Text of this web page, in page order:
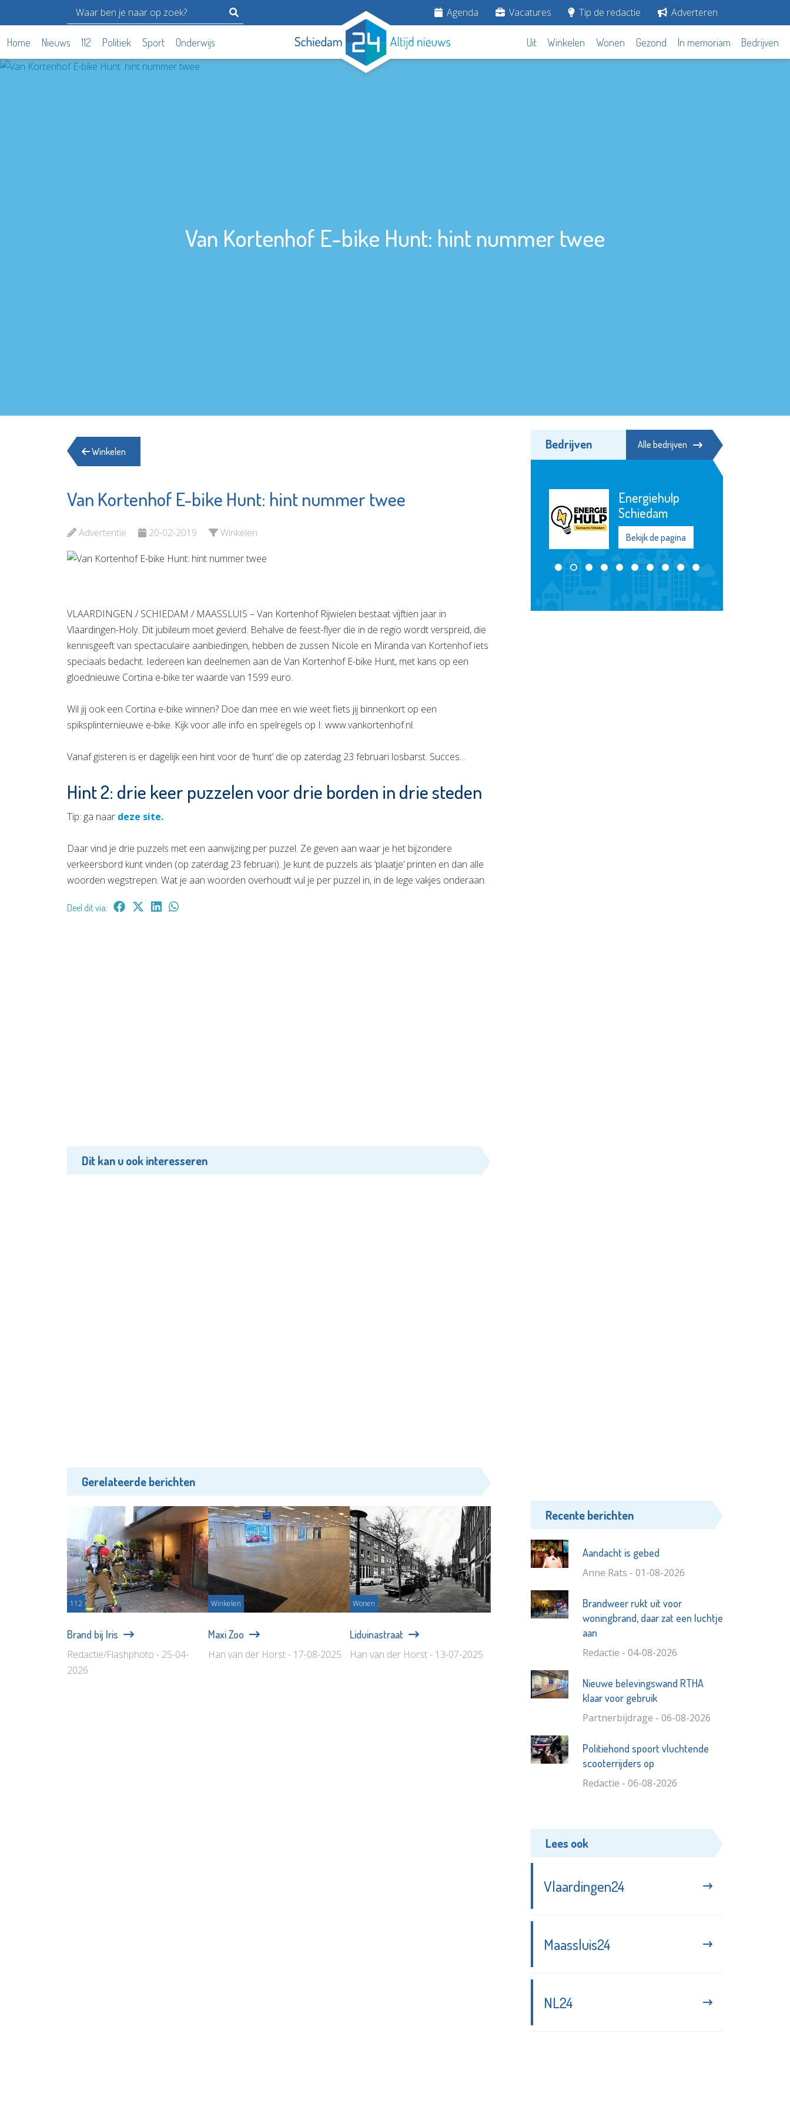
Agenda Vacatures Tip de redactie Adverteren
Home Nieuws 112 Politiek Sport Onderwijs Uit Winkelen Wonen Gezond In memoriam Bedrijven
Van Kortenhof E-bike Hunt: hint nummer twee
Winkelen
Van Kortenhof E-bike Hunt: hint nummer twee
Advertentie 20-02-2019 Winkelen
VLAARDINGEN / SCHIEDAM / MAASSLUIS – Van Kortenhof Rijwielen bestaat vijftien jaar in
Vlaardingen-Holy. Dit jubileum moet gevierd. Behalve de feest-flyer die in de regio wordt verspreid, die
kennisgeeft van spectaculaire aanbiedingen, hebben de zussen Nicole en Miranda van Kortenhof iets
speciaals bedacht. Iedereen kan deelnemen aan de Van Kortenhof E-bike Hunt, met kans op een
gloednieuwe Cortina e-bike ter waarde van 1599 euro.
Wil jij ook een Cortina e-bike winnen? Doe dan mee en wie weet fiets jij binnenkort op een
spiksplinternieuwe e-bike. Kijk voor alle info en spelregels op I: www.vankortenhof.nl.
Vanaf gisteren is er dagelijk een hint voor de ‘hunt’ die op zaterdag 23 februari losbarst. Succes…
Hint 2: drie keer puzzelen voor drie borden in drie steden
Tip: ga naar deze site.
Daar vind je drie puzzels met een aanwijzing per puzzel. Ze geven aan waar je het bijzondere
verkeersbord kunt vinden (op zaterdag 23 februari). Je kunt de puzzels als ‘plaatje’ printen en dan alle
woorden wegstrepen. Wat je aan woorden overhoudt vul je per puzzel in, in de lege vakjes onderaan.
Deel dit via:
Dit kan u ook interesseren
Gerelateerde berichten
112
Brand bij Iris
Redactie/Flashphoto - 25-04-
2026
Winkelen
Maxi Zoo
Han van der Horst - 17-08-2025
Wonen
Liduinastraat
Han van der Horst - 13-07-2025
Bedrijven Alle bedrijven
Stedelijk
Schiedam
Bekijk de pagina
YETS Foundation
Bekijk de pagina
Energiehulp
Schiedam
Bekijk de pagina
Recente berichten
Aandacht is gebed
Anne Rats - 01-08-2026
Brandweer rukt uit voor
woningbrand, daar zat een luchtje
aan
Redactie - 04-08-2026
Nieuwe belevingswand RTHA
klaar voor gebruik
Partnerbijdrage - 06-08-2026
Politiehond spoort vluchtende
scooterrijders op
Redactie - 06-08-2026
Lees ook
Vlaardingen24
Maassluis24
NL24